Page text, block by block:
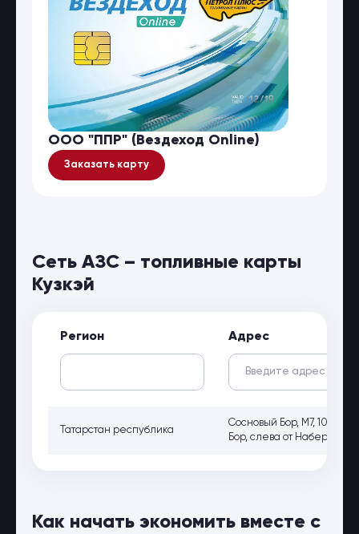
ООО "ППР" (Вездеход Online)
Заказать карту
Сеть АЗС – топливные карты
Кузкэй
Регион Адрес
Татарстан республика
Сосновый Бор, М7, 1069
Бор, слева от
Как начать экономить вместе с